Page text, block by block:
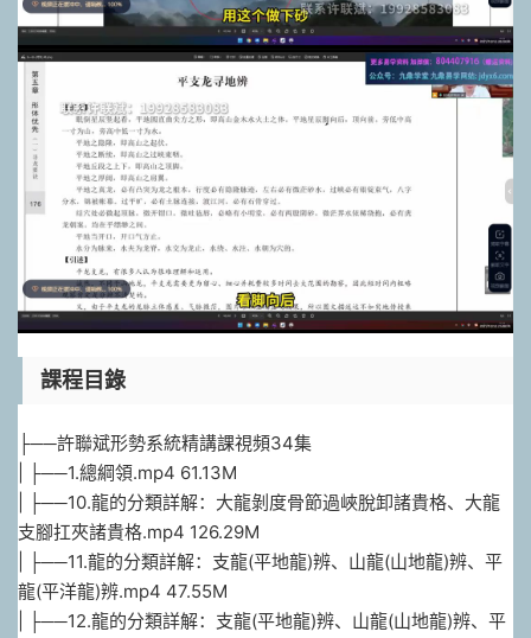
課程目錄
├──許聯斌形勢系統精講課視頻34集
| ├──1.總綱領.mp4 61.13M
| ├──10.龍的分類詳解：大龍剝度骨節過峽脫卸諸貴格、大龍
支腳扛夾諸貴格.mp4 126.29M
| ├──11.龍的分類詳解：支龍(平地龍)辨、山龍(山地龍)辨、平
龍(平洋龍)辨.mp4 47.55M
| ├──12.龍的分類詳解：支龍(平地龍)辨、山龍(山地龍)辨、平